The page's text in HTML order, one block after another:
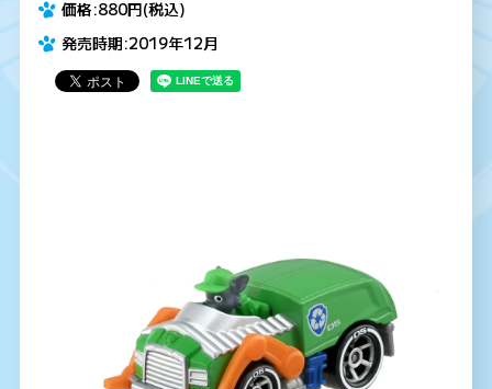
価格:880円(税込)
発売時期:2019年12月